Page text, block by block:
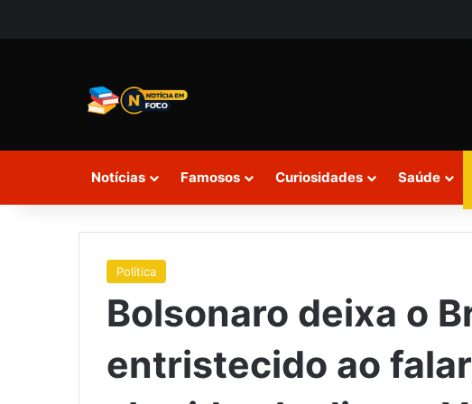
Notícias Famosos Curiosidades Saúde
Política
Bolsonaro deixa o
entristecido ao